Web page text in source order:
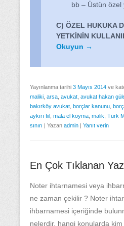
bb – Üstün özel
C) ÖZEL HUKUKA
YETKİNİN
Okuyun →
Yayınlanma tarihi 3 Mayıs 2014 ve
maliki arsa avukat avukat hakan
bakırköy avukat borçlar kanunu
aykırı fiil
mala el koyma malik Türk
sınırı
Yazan admin Yanıt verin
En Çok Tıklanan
Noter ihtarnamesi veya
ne zaman çekilir ? Noter
ihbarnamesi içeriğinde
nelerdir, hangi konularda kim